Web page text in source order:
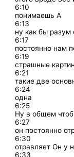
6:10
понимаешь А
6:13
ну как бы разум
6:17
постоянно нам
6:19
страшные
6:21
такие две
6:24
одна
6:25
Ну в общем
6:27
он постоянно
6:30
отравляет Он у
6:33